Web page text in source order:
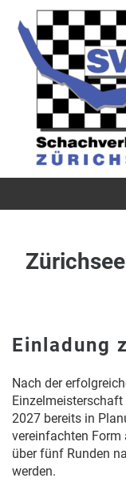
Einladung
Nach der
2027 bereits in
vereinfachten Form
über fünf Runden
werden.